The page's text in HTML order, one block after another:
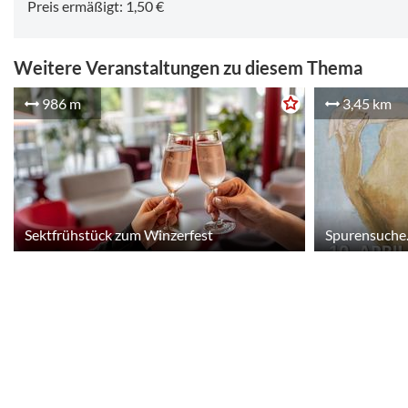
Preis ermäßigt: 1,50 €
Weitere Veranstaltungen zu diesem Thema
986 m
Sektfrühstück zum Winzerfest
3,45 km